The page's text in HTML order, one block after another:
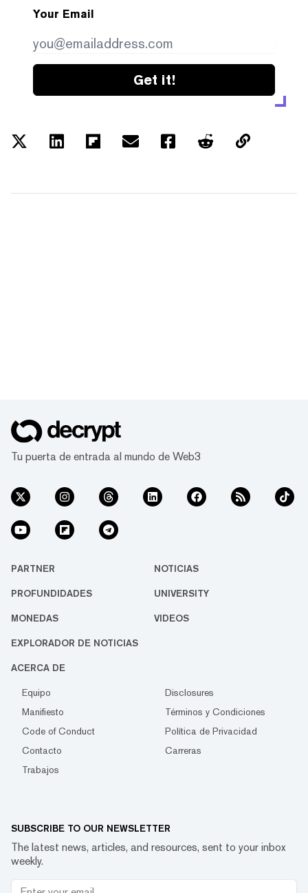
Your Email
Get it!
Tu puerta de entrada al mundo de Web3
PARTNER NOTICIAS
PROFUNDIDADES UNIVERSITY
MONEDAS VIDEOS
EXPLORADOR DE NOTICIAS
ACERCA DE
Equipo
Disclosures
Manifiesto
Términos y Condiciones
Code of Conduct
Política de Privacidad
Contacto
Carreras
Trabajos
SUBSCRIBE TO OUR NEWSLETTER
The latest news, articles, and resources, sent to your inbox
weekly.